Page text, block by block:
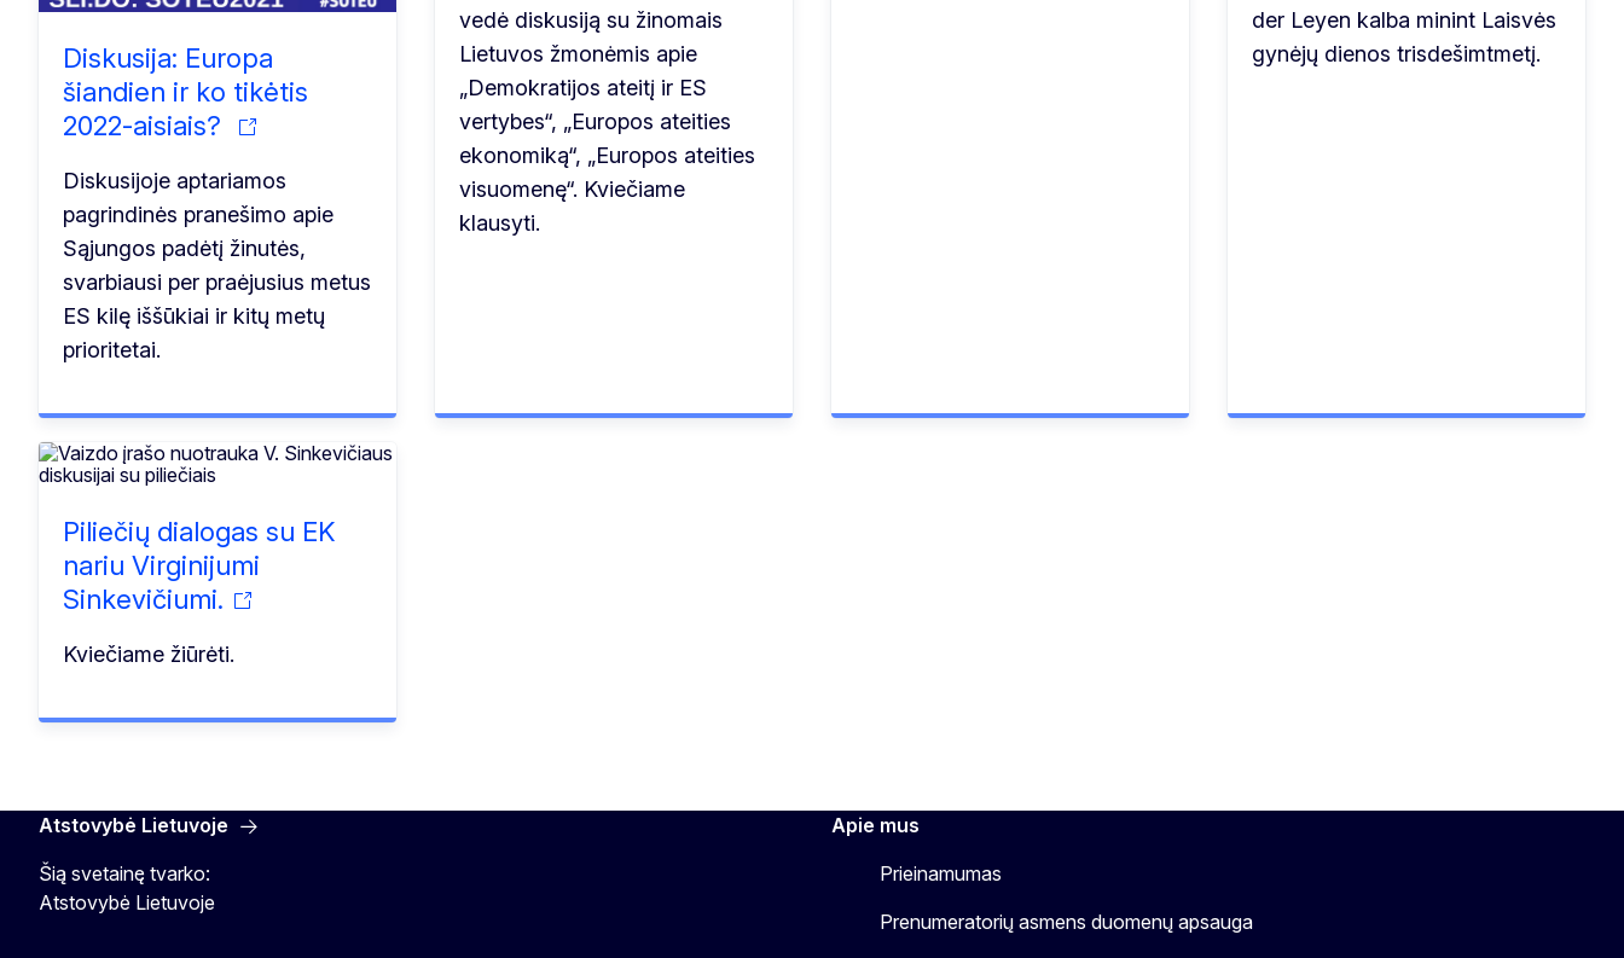
Diskusija: Europa
šiandien ir ko tikėtis
2022-aisiais?
Diskusijoje aptariamos
pagrindinės pranešimo apie
Sąjungos padėtį žinutės,
svarbiausi per praėjusius metus
ES kilę iššūkiai ir kitų metų
prioritetai.
vedė diskusiją su žinomais
Lietuvos žmonėmis apie
„Demokratijos ateitį ir ES
vertybes“, „Europos ateities
ekonomiką“, „Europos ateities
visuomenę“. Kviečiame
klausyti.
der Leyen kalba minint Laisvės
gynėjų dienos trisdešimtmetį.
Piliečių dialogas su EK
nariu Virginijumi
Sinkevičiumi.
Kviečiame žiūrėti.
Atstovybė Lietuvoje
Šią svetainę tvarko:
Atstovybė Lietuvoje
Apie mus
Prieinamumas
Prenumeratorių asmens duomenų apsauga